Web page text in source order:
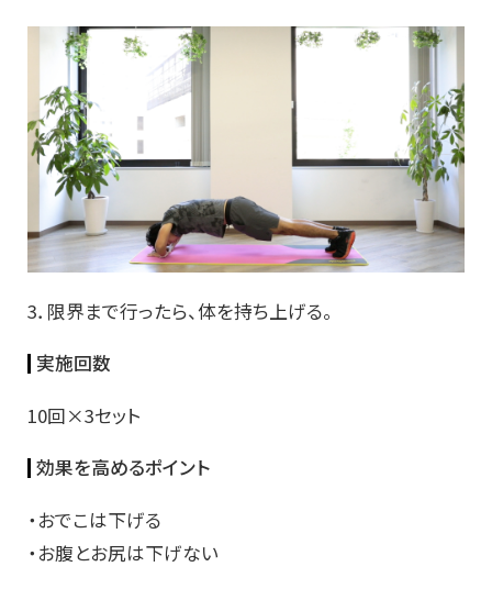
3．限界まで行ったら、体を持ち上げる。
実施回数
10回×3セット
効果を高めるポイント
・おでこは下げる
・お腹とお尻は下げない